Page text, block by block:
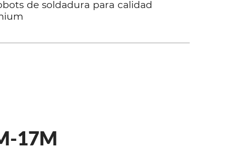
de soldadura para calidad
17M